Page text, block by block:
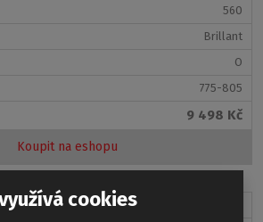
560
Brillant
O
775-805
9 498 Kč
Koupit na eshopu
cookies